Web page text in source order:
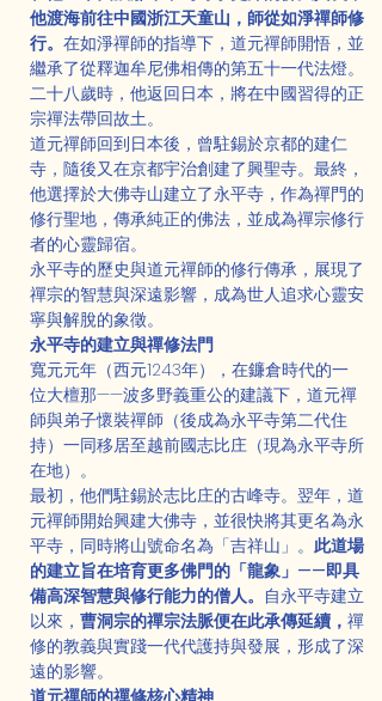
他渡海前往中國浙江天童山，師從如淨禪師修
行。 在如淨禪師的指導下，道元禪師開悟，並
繼承了從釋迦牟尼佛相傳的第五十一代法燈。
二十八歲時，他返回日本，將在中國習得的正
宗禪法帶回故土。
道元禪師回到日本後，曾駐錫於京都的建仁
寺，隨後又在京都宇治創建了興聖寺。最終，
他選擇於大佛寺山建立了永平寺，作為禪門的
修行聖地，傳承純正的佛法，並成為禪宗修行
者的心靈歸宿。
永平寺的歷史與道元禪師的修行傳承，展現了
禪宗的智慧與深遠影響，成為世人追求心靈安
寧與解脫的象徵。
永平寺的建立與禪修法門
寬元元年（西元1243年），在鐮倉時代的一
位大檀那——波多野義重公的建議下，道元禪
師與弟子懷裝禪師（後成為永平寺第二代住
持）一同移居至越前國志比庄（現為永平寺所
在地）。
最初，他們駐錫於志比庄的古峰寺。翌年，道
元禪師開始興建大佛寺，並很快將其更名為永
平寺，同時將山號命名為「吉祥山」。 此道場
的建立旨在培育更多佛門的「龍象」——即具
備高深智慧與修行能力的僧人。 自永平寺建立
以來， 曹洞宗的禪宗法脈便在此承傳延續， 禪
修的教義與實踐一代代護持與發展，形成了深
遠的影響。
道元禪師的禪修核心精神